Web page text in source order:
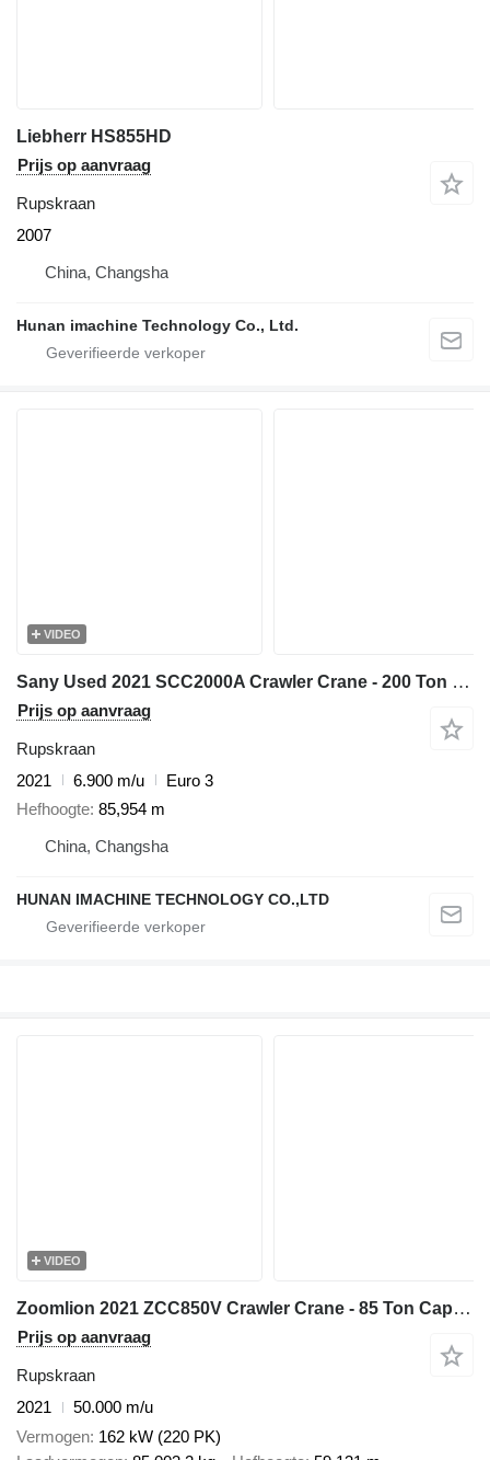
Liebherr HS855HD
Prijs op aanvraag
Rupskraan
2007
China, Changsha
Hunan imachine Technology Co., Ltd.
VIDEO
Sany Used 2021 SCC2000A Crawler Crane - 200 Ton Capacity with 31m Fix
Prijs op aanvraag
Rupskraan
2021
6.900 m/u
Euro 3
Hefhoogte 85,954 m
China, Changsha
HUNAN IMACHINE TECHNOLOGY CO.,LTD
VIDEO
Zoomlion 2021 ZCC850V Crawler Crane - 85 Ton Capacity - 40m Main Boom
Prijs op aanvraag
Rupskraan
2021
50.000 m/u
Vermogen 162 kW (220 PK)